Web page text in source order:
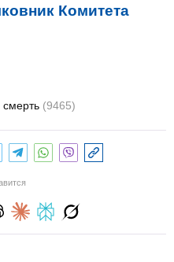
Комитета
смерть (9465)